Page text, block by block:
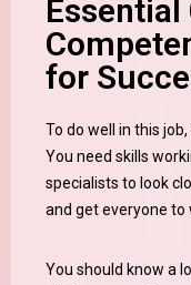
Essential
for
To do well in this job, you need more than just a degree.
You need skills
specialists to look
and get everyone to
You should know a